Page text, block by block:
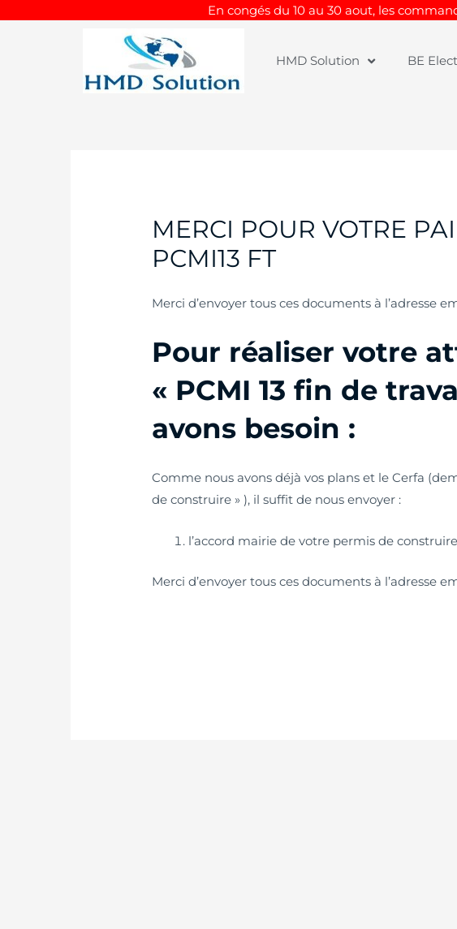
En congés du 10 au 30 aout, les
HMD Solution BE
MERCI POUR VOTRE
PCMI13 FT
Merci d’envoyer tous ces documents à l’adresse
Pour réaliser votre
« PCMI 13 fin de
avons besoin :
Comme nous avons déjà vos plans et le Cerfa
de construire » ), il suffit de nous envoyer :
l’accord mairie de votre permis de
Merci d’envoyer tous ces documents à l’adresse